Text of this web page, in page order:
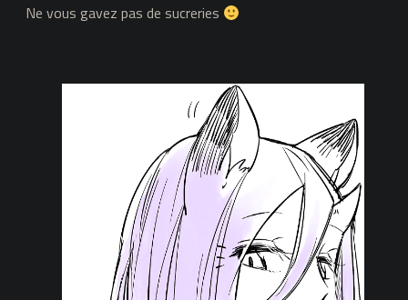
Ne vous gavez pas de sucreries